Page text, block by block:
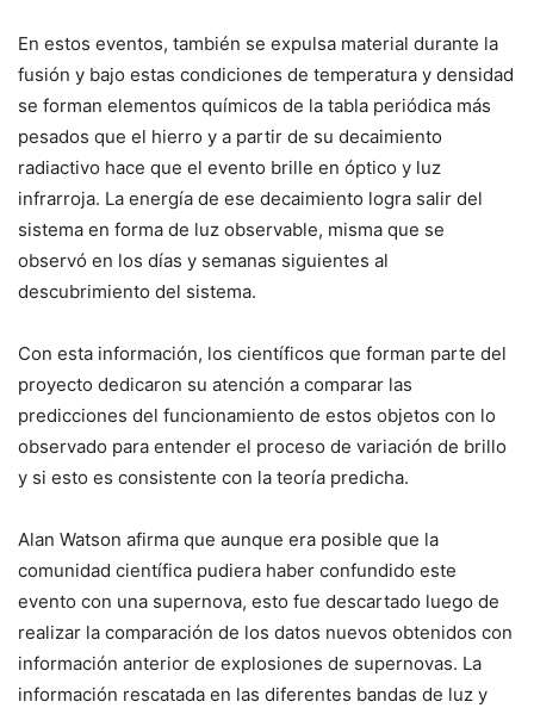
En estos eventos, también se expulsa material durante la
fusión y bajo estas condiciones de temperatura y densidad
se forman elementos químicos de la tabla periódica más
pesados que el hierro y a partir de su decaimiento
radiactivo hace que el evento brille en óptico y luz
infrarroja. La energía de ese decaimiento logra salir del
sistema en forma de luz observable, misma que se
observó en los días y semanas siguientes al
descubrimiento del sistema.
Con esta información, los científicos que forman parte del
proyecto dedicaron su atención a comparar las
predicciones del funcionamiento de estos objetos con lo
observado para entender el proceso de variación de brillo
y si esto es consistente con la teoría predicha.
Alan Watson afirma que aunque era posible que la
comunidad científica pudiera haber confundido este
evento con una supernova, esto fue descartado luego de
realizar la comparación de los datos nuevos obtenidos con
información anterior de explosiones de supernovas. La
información rescatada en las diferentes bandas de luz y